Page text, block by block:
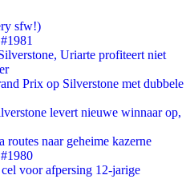
sfw!)
Uriarte profiteert niet
Prix op Silverstone met dubbele
levert nieuwe winnaar op,
naar geheime kazerne
voor afpersing 12-jarige